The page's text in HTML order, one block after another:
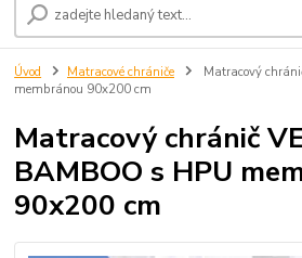
Úvod Matracové chrániče
Matracový
membránou 90x200 cm
Matracový chránič
BAMBOO s HPU
90x200 cm